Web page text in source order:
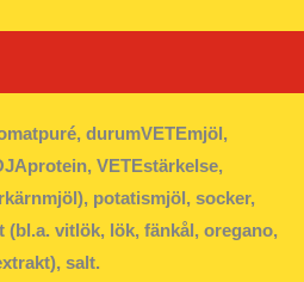
durumVETEmjöl,
VETEstärkelse,
potatismjöl, socker,
vitlök, lök, fänkål, oregano,
salt.